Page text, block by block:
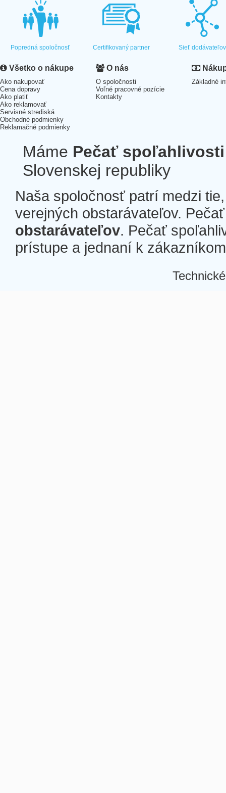
Popredná spoločnosť Certifikovaný partner Sieť dodávateľov
Všetko o nákupe
Ako nakupovať
Cena dopravy
Ako platiť
Ako reklamovať
Servisné strediská
Obchodné podmienky
Reklamačné podmienky
O nás
O spoločnosti
Voľné pracovné pozície
Kontakty
Základné
Máme Pečať spoľahlivosti
Slovenskej republiky
Naša spoločnosť patrí medzi
verejných obstarávateľov.
obstarávateľov. Pečať
prístupe a jednaní k